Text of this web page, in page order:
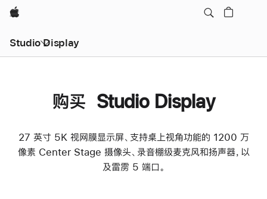
Apple
Studio Display
购买 Studio Display
27 英寸 5K 视网膜显示屏、支持桌上视角功能的 1200 万
像素 Center Stage 摄像头、录音棚级麦克风和扬声器，以
及雷雳 5 端口。